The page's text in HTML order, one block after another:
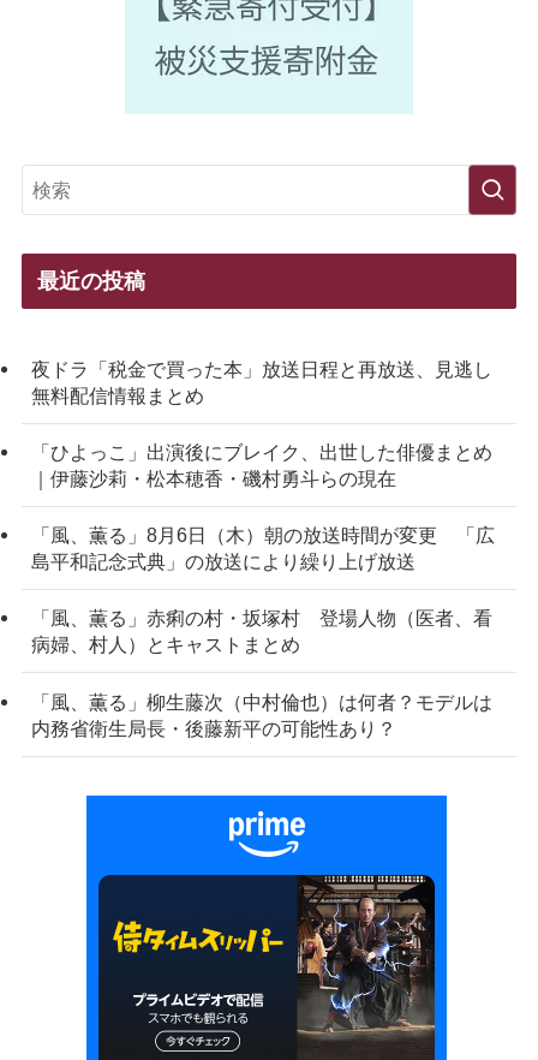
最近の投稿
夜ドラ「税金で買った本」放送日程と再放送、見逃し
無料配信情報まとめ
「ひよっこ」出演後にブレイク、出世した俳優まとめ
｜伊藤沙莉・松本穂香・磯村勇斗らの現在
「風、薫る」8月6日（木）朝の放送時間が変更 「広
島平和記念式典」の放送により繰り上げ放送
「風、薫る」赤痢の村・坂塚村 登場人物（医者、看
病婦、村人）とキャストまとめ
「風、薫る」柳生藤次（中村倫也）は何者？モデルは
内務省衛生局長・後藤新平の可能性あり？